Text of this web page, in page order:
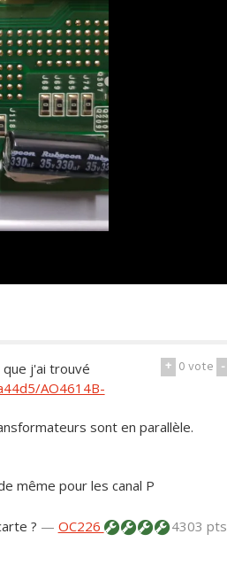
+ 0vote -
j'ai trouvé
AO4614B-
sont en parallèle.
même pour les canal P
? — OC226
4303 pts